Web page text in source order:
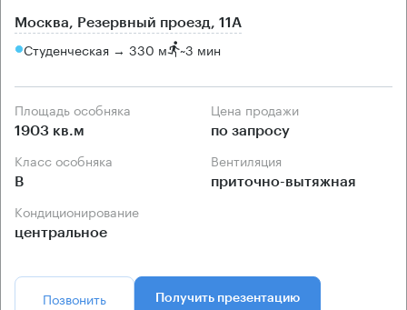
Москва, Резервный проезд, 11А
Студенческая → 330 м ~3 мин
Площадь особняка
1903 кв.м
Цена продажи
по запросу
Класс особняка
B
Вентиляция
приточно-вытяжная
Кондиционирование
центральное
Позвонить Получить презентацию